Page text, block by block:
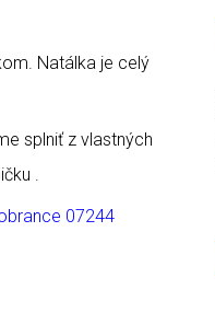
Natálka je celý
splniť z vlastných
.
07244